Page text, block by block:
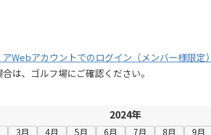
Webアカウントでのログイン（メンバー様限定）
は、ゴルフ場にご確認ください。
2024年
3月 4月 5月 6月 7月 8月 9月